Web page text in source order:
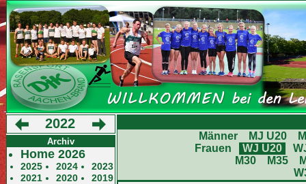
2022
Archiv
Home 2026
2025 2024
2023
2021
2020
2019
Männer MJ U20
Frauen
WJ U20
M30
M35